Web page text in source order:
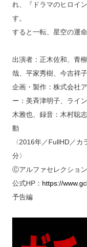
れ、『ドラマのヒロイ
す。
すると一転、星空の運
出演者：正木佐和、青
哉、平家秀樹、今吉祥
企画・製作：株式会社
ー：美斉津明子、ライ
木雅也、録音：木村聡
動
〈2016年／FullHD／
分〉
Ⓒアルファセレクション
公式HP： https://
予告編